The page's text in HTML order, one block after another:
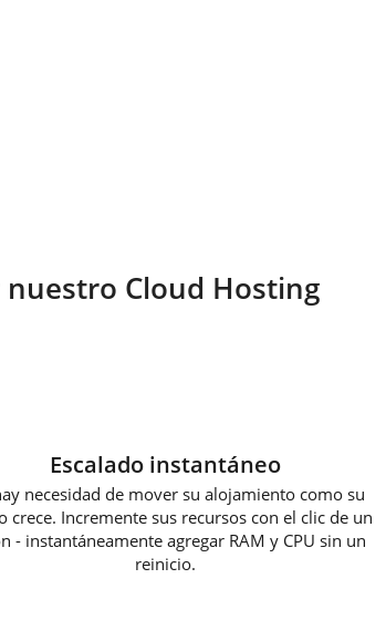
Cloud Hosting
Escalado instantáneo
necesidad de mover su alojamiento como su
crece. Incremente sus recursos con el clic de un
- instantáneamente agregar RAM y CPU sin un
reinicio.